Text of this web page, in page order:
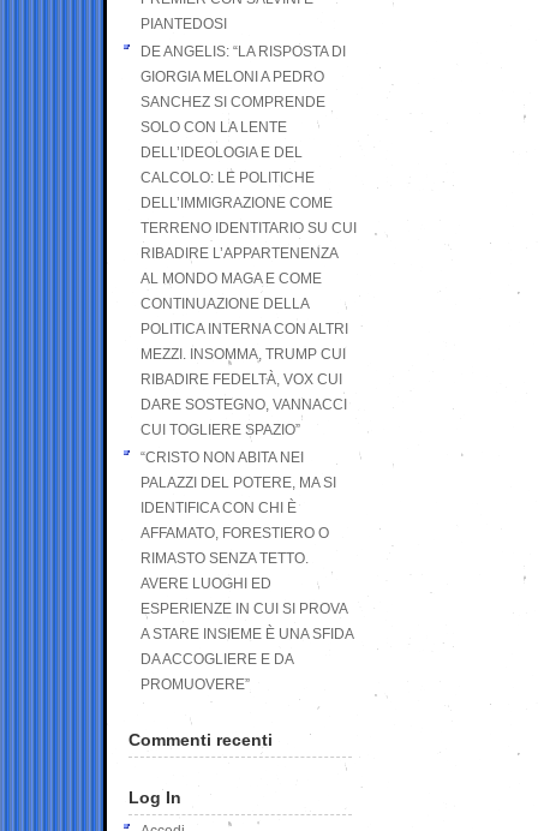
PIANTEDOSI
DE ANGELIS: “LA RISPOSTA DI
GIORGIA MELONI A PEDRO
SANCHEZ SI COMPRENDE
SOLO CON LA LENTE
DELL’IDEOLOGIA E DEL
CALCOLO: LE POLITICHE
DELL’IMMIGRAZIONE COME
TERRENO IDENTITARIO SU CUI
RIBADIRE L’APPARTENENZA
AL MONDO MAGA E COME
CONTINUAZIONE DELLA
POLITICA INTERNA CON ALTRI
MEZZI. INSOMMA, TRUMP CUI
RIBADIRE FEDELTÀ, VOX CUI
DARE SOSTEGNO, VANNACCI
CUI TOGLIERE SPAZIO”
“CRISTO NON ABITA NEI
PALAZZI DEL POTERE, MA SI
IDENTIFICA CON CHI È
AFFAMATO, FORESTIERO O
RIMASTO SENZA TETTO.
AVERE LUOGHI ED
ESPERIENZE IN CUI SI PROVA
A STARE INSIEME È UNA SFIDA
DA ACCOGLIERE E DA
PROMUOVERE”
Commenti recenti
Log In